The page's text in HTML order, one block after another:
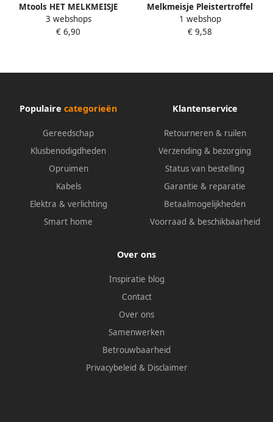
Mtools HET MELKMEISJE
Pleistertroffel rond RVS
140mm |
3 webshops
€ 6,90
Melkmeisje Pleistertroffel
rond 160mm MM377160
1 webshop
€ 9,58
Populaire categorieën
Gereedschap
Klusbenodigdheden
Opruimen
Kabels
Elektra & verlichting
Smart home
Klantenservice
Retourneren & ruilen
Verzending & bezorging
Status van bestelling
Garantie & reparatie
Betaalmogelijkheden
Voorraad & beschikbaarheid
Over ons
Inspiratie blog
Contact
Over ons
Samenwerken
Betrouwbaarheid
Privacybeleid & Disclaimer